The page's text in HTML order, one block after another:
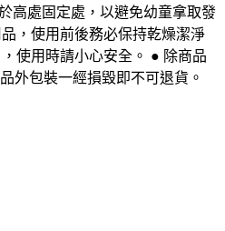
高處固定處，以避免幼童拿取發
，使用前後務必保持乾燥潔淨
使用時請小心安全。 ● 除商品
外包裝一經損毀即不可退貨。